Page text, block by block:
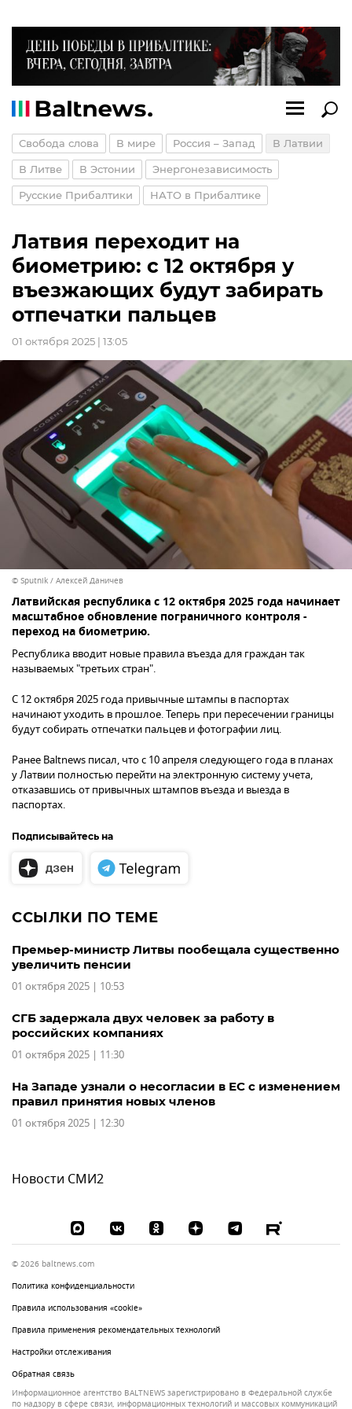
Свобода слова В мире Россия – Запад В Латвии
В Литве В Эстонии Энергонезависимость
Русские Прибалтики НАТО в Прибалтике
Латвия переходит на
биометрию: с 12 октября у
въезжающих будут забирать
отпечатки пальцев
01 октября 2025 | 13:05
© Sputnik / Алексей Даничев
Латвийская республика с 12 октября 2025 года начинает
масштабное обновление пограничного контроля -
переход на биометрию.
Республика вводит новые правила въезда для граждан так
называемых "третьих стран".
С 12 октября 2025 года привычные штампы в паспортах
начинают уходить в прошлое. Теперь при пересечении границы
будут собирать отпечатки пальцев и фотографии лиц.
Ранее Baltnews писал, что с 10 апреля следующего года в планах
у Латвии полностью перейти на электронную систему учета,
отказавшись от привычных штампов въезда и выезда в
паспортах.
Подписывайтесь на
ССЫЛКИ ПО ТЕМЕ
Премьер-министр Литвы пообещала существенно
увеличить пенсии
01 октября 2025 | 10:53
СГБ задержала двух человек за работу в
российских компаниях
01 октября 2025 | 11:30
На Западе узнали о несогласии в ЕС с изменением
правил принятия новых членов
01 октября 2025 | 12:30
Новости СМИ2
© 2026 baltnews.com
Политика конфиденциальности
Правила использования «cookie»
Правила применения рекомендательных технологий
Настройки отслеживания
Обратная связь
Информационное агентство BALTNEWS зарегистрировано в Федеральной службе
по надзору в сфере связи, информационных технологий и массовых коммуникаций